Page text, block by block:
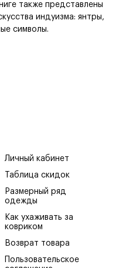
также представлены
индуизма: янтры,
символы.
Личный кабинет
Таблица скидок
Размерный ряд
одежды
Как ухаживать за
ковриком
Возврат товара
Пользовательское